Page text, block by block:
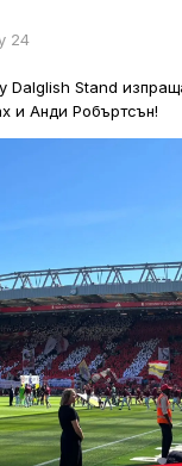
24
Dalglish Stand
и Анди Робъртсън!